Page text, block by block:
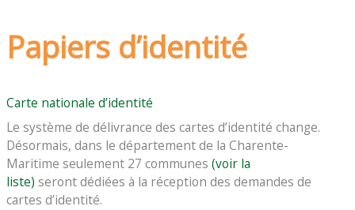
Papiers d’identité
Carte nationale d’identité
Le système de délivrance des cartes d’identité change.
Désormais, dans le département de la Charente-
Maritime seulement 27 communes(voir la
liste) seront dédiées à la réception des demandes de
cartes d’identité.